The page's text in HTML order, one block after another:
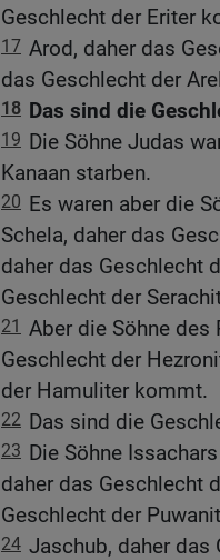
Geschlecht der Eriter
17 Arod, daher das
das Geschlecht der
18 Das sind die
19 Die Söhne Judas
Kanaan starben.
20 Es waren aber die
Schela, daher das
daher das Geschlecht
Geschlecht der
21 Aber die Söhne des
Geschlecht der
der Hamuliter kommt.
22 Das sind die
23 Die Söhne
daher das Geschlecht
Geschlecht der
24 Jaschub, daher